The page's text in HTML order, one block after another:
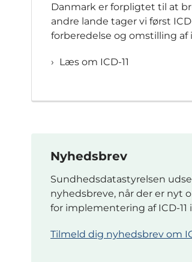
Danmark er forpligtet til at
andre lande tager vi først
forberedelse og omstilling af
Læs om ICD-11
Nyhedsbrev
Sundhedsdatastyrelsen
nyhedsbreve, når der er nyt
for implementering af ICD-11
Tilmeld dig nyhedsbrev om